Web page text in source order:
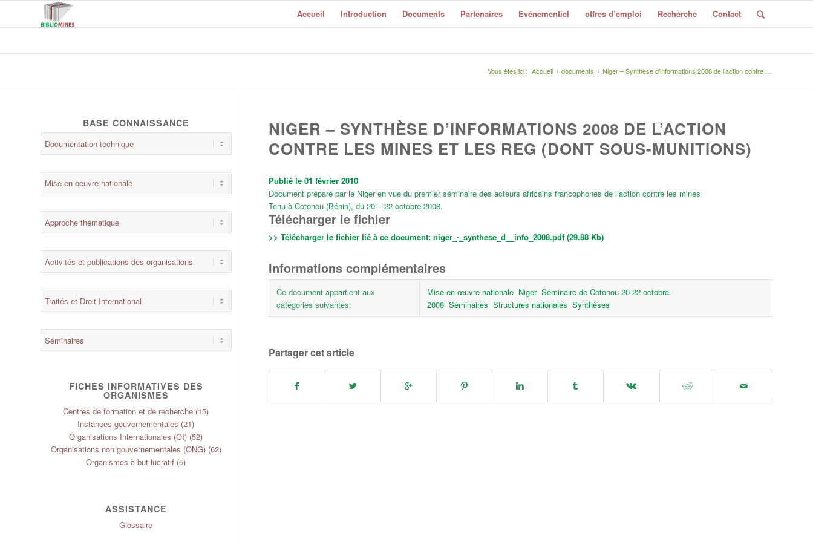
Accueil Introduction Documents Partenaires Evénementiel offres d’emploi Recherche Contact
Vous êtes ici : Accueil / documents / Niger – Synthèse d’informations 2008 de l’action contre ...
NIGER – SYNTHÈSE D’INFORMATIONS 2008 DE L’ACTION
CONTRE LES MINES ET LES REG (DONT SOUS-MUNITIONS)
Publié le 01 février 2010
Document préparé par le Niger en vue du premier séminaire des acteurs africains francophones de l’action contre les mines
Tenu à Cotonou (Bénin), du 20 – 22 octobre 2008.
Télécharger le fichier
>> Télécharger le fichier lié à ce document: niger_-_synthese_d__info_2008.pdf (29.88 Kb)
Informations complémentaires
Ce document appartient aux
catégories suivantes:
Mise en œuvre nationale Niger Séminaire de Cotonou 20-22 octobre
2008 Séminaires Structures nationales Synthèses
Partager cet article
BASE CONNAISSANCE
FICHES INFORMATIVES DES
ORGANISMES
Centres de formation et de recherche (15)
Instances gouvernementales (21)
Organisations Internationales (OI) (52)
Organisations non gouvernementales (ONG)(62)
Organismes à but lucratif (5)
ASSISTANCE
Glossaire